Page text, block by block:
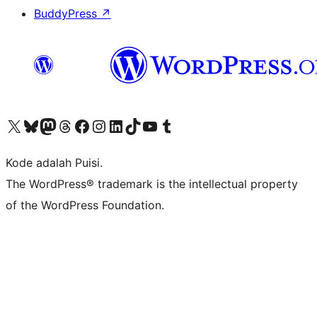
BuddyPress ↗
Kunjungi akun X (sebelumnya Twitter) kamiVisit our Bluesky account
Kunjungi akun Mastodon kami
Visit our Threads account
Kunjungi halaman Facebook kamiKunjungi akun Instagram kamiKunjungi akun LinkedIn kami
Visit our TikTok account
Kunjungi channel YouTube kamiVisit our Tumblr account
Kode adalah Puisi.
The WordPress® trademark is the intellectual property
of the WordPress Foundation.